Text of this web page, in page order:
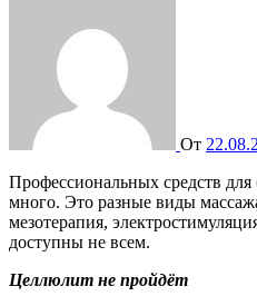
От
Профессиональных средств для борьбы с этой напастью
много. Это разные виды
мезотерапия,
доступны не всем.
Целлюлит не пройдёт